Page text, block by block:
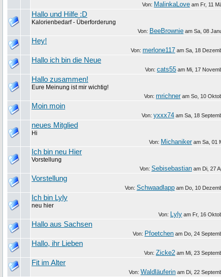
Von: MalinkaLove am Fr, 11
Hallo und Hilfe :D
Kalorienbedarf - Überforderung
Von: BeeBrownie am Sa, 08
Hey!
Von: merlone117 am Sa, 18
Hallo ich bin die Neue
Von: cats55 am Mi, 17
Hallo zusammen!
Eure Meinung ist mir wichtig!
Von: mrichneram So, 10
Moin moin
Von: yxxx74 am Sa, 18
neues Mitglied
Hi
Von: Michanikeram Sa, 01
Ich bin neu Hier
Vorstellung
Von: Sebisebastian am Di, 27
Vorstellung
Von: Schwaadlapp am Do, 10
Ich bin Lyly
neu hier
Von: Lyly am Fr, 16
Hallo aus Sachsen
Von: Pfoetchen am Do, 24
Hallo, ihr Lieben
Von: Zicke2 am Mi, 23
Fit im Alter
Von: Waldläuferin am Di, 22